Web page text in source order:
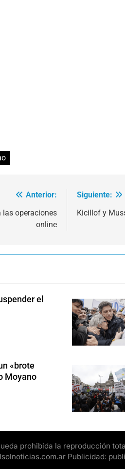
Anterior:
las operaciones
online
Siguiente:
Kicillof y
el
«brote
Moyano
prohibida la reproducción
Publicidad: